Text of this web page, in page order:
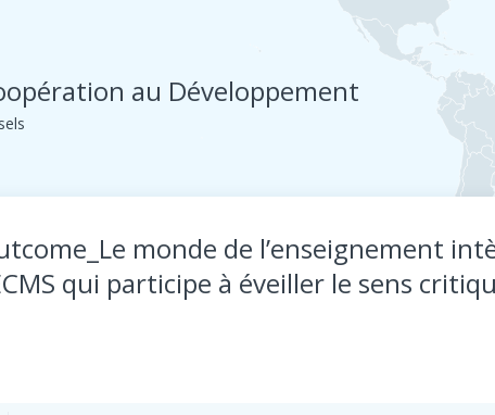
au Développement
Le monde de l’enseignement
qui participe à éveiller le sens